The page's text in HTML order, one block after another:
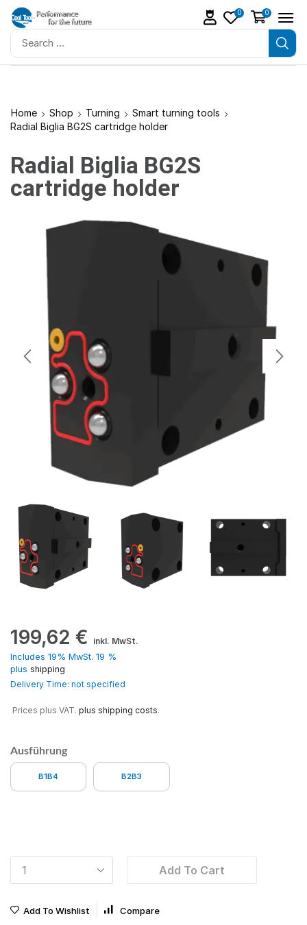
0 0
Home Shop Turning
Smart turning tools
Radial Biglia BG2S cartridge holder
Radial Biglia BG2S
cartridge holder
199,62 €
inkl. MwSt.
Includes 19% MwSt. 19 %
plus shipping
Delivery Time: not specified
Prices plus VAT. plus shipping costs.
Ausführung
B1B4 B2B3
Add To Cart
Add To Wishlist Compare